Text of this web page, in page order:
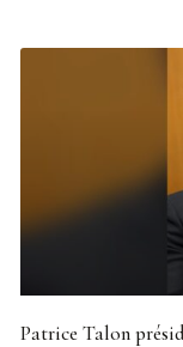
Patrice Talon